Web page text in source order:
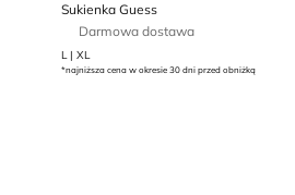
Sukienka Guess
Darmowa dostawa
L | XL
*najniższa cena w okresie 30 dni przed obniżką